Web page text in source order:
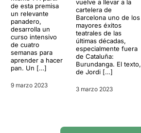
de esta premisa
un relevante
panadero,
desarrolla un
curso intensivo
de cuatro
semanas para
aprender a hacer
pan. Un […]
9 marzo 2023
vuelve a llevar a la
cartelera de
Barcelona uno de los
mayores éxitos
teatrales de las
últimas décadas,
especialmente fuera
de Cataluña:
Burundanga. El texto,
de Jordi […]
3 marzo 2023